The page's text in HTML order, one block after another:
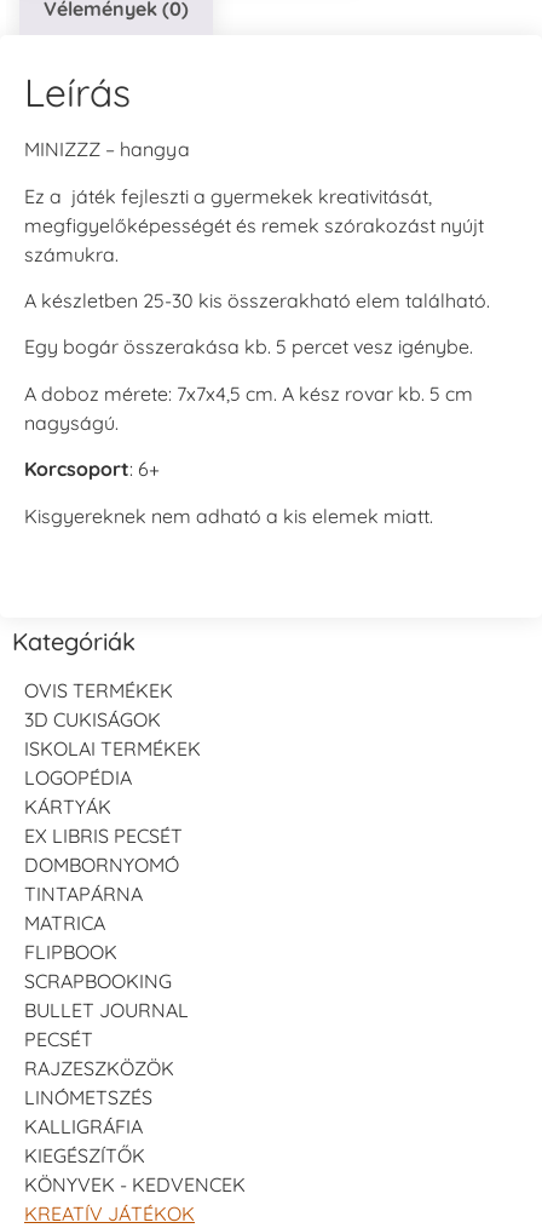
Vélemények (0)
Leírás
MINIZZZ – hangya
Ez a játék fejleszti a gyermekek kreativitását,
megfigyelőképességét és remek szórakozást nyújt
számukra.
A készletben 25-30 kis összerakható elem található.
Egy bogár összerakása kb. 5 percet vesz igénybe.
A doboz mérete: 7x7x4,5 cm. A kész rovar kb. 5 cm
nagyságú.
Korcsoport: 6+
Kisgyereknek nem adható a kis elemek miatt.
Kategóriák
OVIS TERMÉKEK
3D CUKISÁGOK
ISKOLAI TERMÉKEK
LOGOPÉDIA
KÁRTYÁK
EX LIBRIS PECSÉT
DOMBORNYOMÓ
TINTAPÁRNA
MATRICA
FLIPBOOK
SCRAPBOOKING
BULLET JOURNAL
PECSÉT
RAJZESZKÖZÖK
LINÓMETSZÉS
KALLIGRÁFIA
KIEGÉSZÍTŐK
KÖNYVEK - KEDVENCEK
KREATÍV JÁTÉKOK